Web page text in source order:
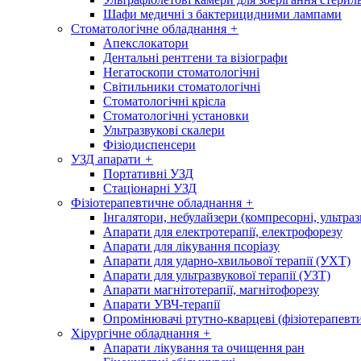
Шафи медичні з бактерицидними лампами
Стоматологічне обладнання +
Апекслокатори
Дентальні рентгени та візіографи
Негатоскопи стоматологічні
Світильники стоматологічні
Стоматологічні крісла
Стоматологічні установки
Ультразвукові скалери
Фізіодиспенсери
УЗД апарати +
Портативні УЗД
Стаціонарні УЗД
Фізіотерапевтичне обладнання +
Інгалятори, небулайзери (компресорні,
Апарати для електротерапії, електрофорезу
Апарати для лікування псоріазу
Апарати для ударно-хвильової терапії (УХТ)
Апарати для ультразвукової терапії (УЗТ)
Апарати магнітотерапії, магнітофорезу
Апарати УВЧ-терапії
Опромінювачі ртутно-кварцеві
Хірургічне обладнання +
Апарати лікування та очищення ран